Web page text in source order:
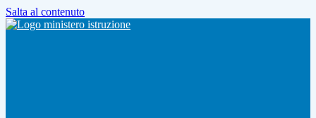
Salta al contenuto